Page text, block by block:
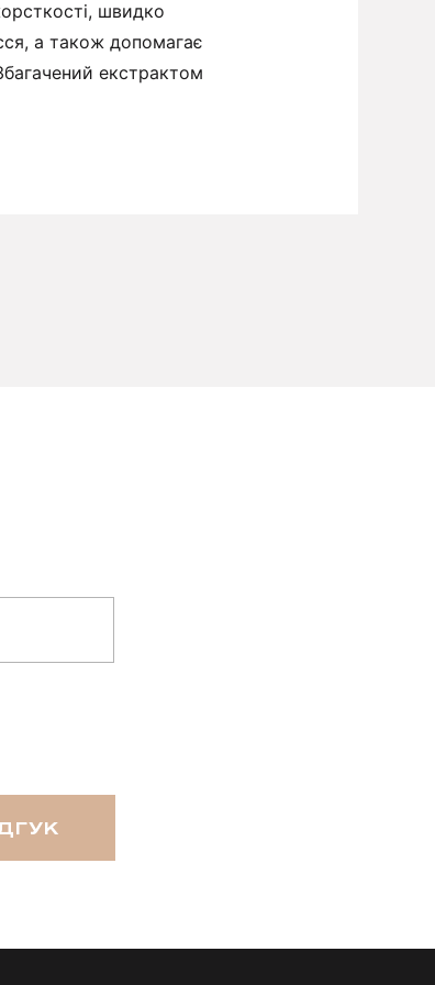
швидко
а також допомагає
екстрактом